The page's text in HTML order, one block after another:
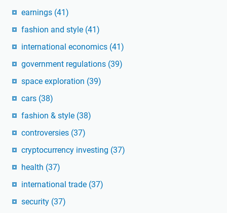
earnings (41)
fashion and style (41)
international economics (41)
government regulations (39)
space exploration (39)
cars (38)
fashion & style (38)
controversies (37)
cryptocurrency investing (37)
health (37)
international trade (37)
security (37)